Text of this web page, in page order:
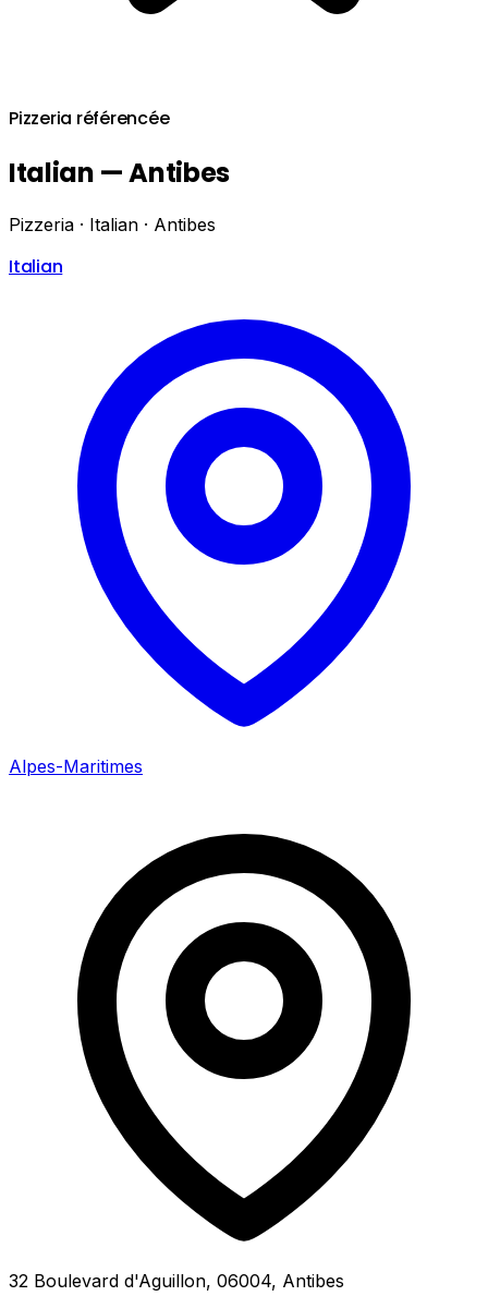
Pizzeria référencée
Italian — Antibes
Pizzeria · Italian · Antibes
Italian
Alpes-Maritimes
32 Boulevard d'Aguillon, 06004, Antibes